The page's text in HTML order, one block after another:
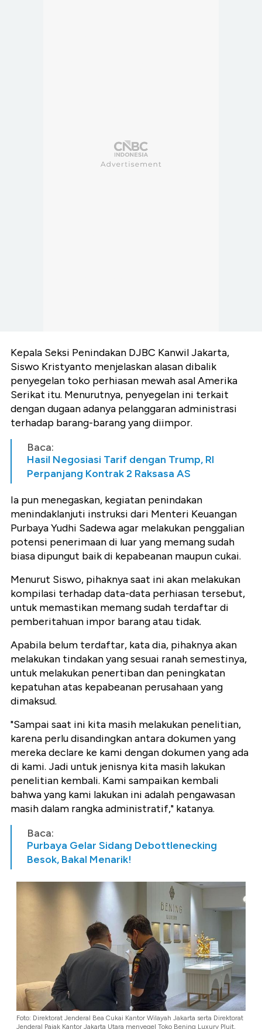
Kepala Seksi Penindakan DJBC Kanwil Jakarta,
Siswo Kristyanto menjelaskan alasan dibalik
penyegelan toko perhiasan mewah asal Amerika
Serikat itu. Menurutnya, penyegelan ini terkait
dengan dugaan adanya pelanggaran administrasi
terhadap barang-barang yang diimpor.
Baca:
Hasil Negosiasi Tarif dengan Trump, RI
Perpanjang Kontrak 2 Raksasa AS
Ia pun menegaskan, kegiatan penindakan
menindaklanjuti instruksi dari Menteri Keuangan
Purbaya Yudhi Sadewa agar melakukan penggalian
potensi penerimaan di luar yang memang sudah
biasa dipungut baik di kepabeanan maupun cukai.
Menurut Siswo, pihaknya saat ini akan melakukan
kompilasi terhadap data-data perhiasan tersebut,
untuk memastikan memang sudah terdaftar di
pemberitahuan impor barang atau tidak.
Apabila belum terdaftar, kata dia, pihaknya akan
melakukan tindakan yang sesuai ranah semestinya,
untuk melakukan penertiban dan peningkatan
kepatuhan atas kepabeanan perusahaan yang
dimaksud.
"Sampai saat ini kita masih melakukan penelitian,
karena perlu disandingkan antara dokumen yang
mereka declare ke kami dengan dokumen yang ada
di kami. Jadi untuk jenisnya kita masih lakukan
penelitian kembali. Kami sampaikan kembali
bahwa yang kami lakukan ini adalah pengawasan
masih dalam rangka administratif," katanya.
Baca:
Purbaya Gelar Sidang Debottlenecking
Besok, Bakal Menarik!
Foto: Direktorat Jenderal Bea Cukai Kantor Wilayah Jakarta serta Direktorat
Jenderal Pajak Kantor Jakarta Utara menyegel Toko Bening Luxury Pluit,